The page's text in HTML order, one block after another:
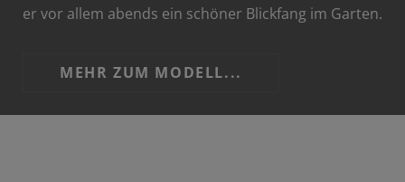
er vor allem abends ein schöner Blickfang im Garten.
MEHR ZUM MODELL...